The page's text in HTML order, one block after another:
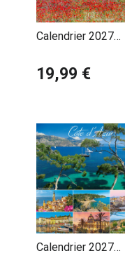
Calendrier 2027
Coquelicot
19,99 €
Calendrier 2027